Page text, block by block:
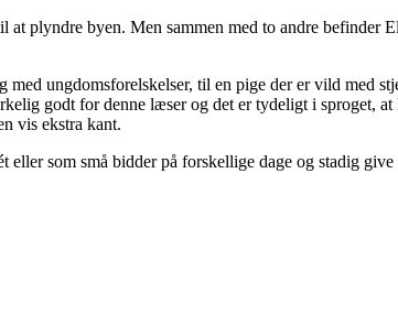
plyndre byen. Men sammen med to andre befinder
ungdomsforelskelser, til en pige der er vild med
godt for denne læser og det er tydeligt i sproget,
vis ekstra kant.
som små bidder på forskellige dage og stadig